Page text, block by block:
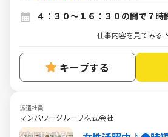
４：３０～１６：３０の間で７時
仕事内容を見てみる
キープする
派遣社員
マンパワーグループ株式会社